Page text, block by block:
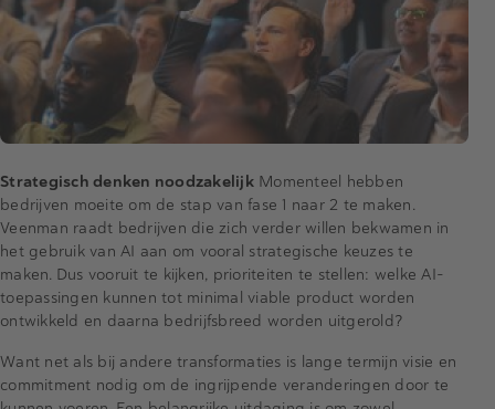
Strategisch denken noodzakelijkMomenteel hebben
bedrijven moeite om de stap van fase 1 naar 2 te maken.
Veenman raadt bedrijven die zich verder willen bekwamen in
het gebruik van AI aan om vooral strategische keuzes te
maken. Dus vooruit te kijken, prioriteiten te stellen: welke AI-
toepassingen kunnen tot minimal viable product worden
ontwikkeld en daarna bedrijfsbreed worden uitgerold?
Want net als bij andere transformaties is lange termijn visie en
commitment nodig om de ingrijpende veranderingen door te